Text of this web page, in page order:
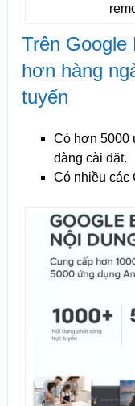
Trên Google
hơn hàng
tuyến
Có hơn 5000
dàng cài đặt.
Có nhiều các